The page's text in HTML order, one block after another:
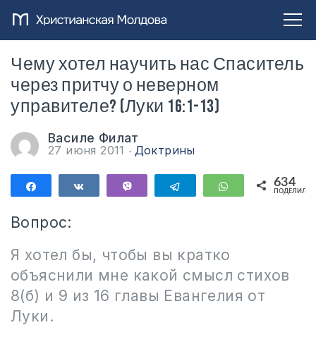
Чему хотел научить нас Спаситель
через притчу о неверном
управителе? (Луки 16:1-13)
Василе Филат
27 июня 2011 Доктрины
ПоделитьсяПоделиться Telegram WhatsApp
634
Вопрос:
Я хотел бы, чтобы вы кратко
объяснили мне какой смысл стихов
8(б) и 9 из 16 главы Евангелия от
Луки.